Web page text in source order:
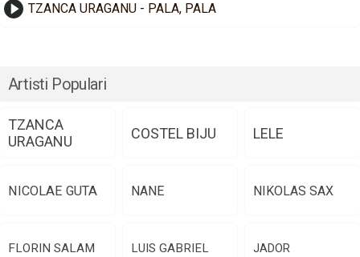
TZANCA URAGANU - PALA, PALA
Artisti Populari
TZANCA
URAGANU
COSTEL BIJU LELE
NICOLAE GUTA NANE NIKOLAS SAX
FLORIN SALAM LUIS GABRIEL JADOR